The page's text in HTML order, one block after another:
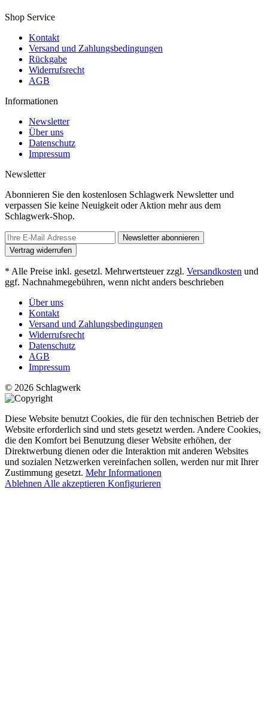
Shop Service
Kontakt
Versand und Zahlungsbedingungen
Rückgabe
Widerrufsrecht
AGB
Informationen
Newsletter
Über uns
Datenschutz
Impressum
Newsletter
Abonnieren Sie den kostenlosen Schlagwerk Newsletter und
verpassen Sie keine Neuigkeit oder Aktion mehr aus dem
Schlagwerk-Shop.
Newsletter abonnieren
Vertrag widerrufen
* Alle Preise inkl. gesetzl. Mehrwertsteuer zzgl. Versandkosten und
ggf. Nachnahmegebühren, wenn nicht anders beschrieben
Über uns
Kontakt
Versand und Zahlungsbedingungen
Widerrufsrecht
Datenschutz
AGB
Impressum
© 2026 Schlagwerk
Diese Website benutzt Cookies, die für den technischen Betrieb der
Website erforderlich sind und stets gesetzt werden. Andere Cookies,
die den Komfort bei Benutzung dieser Website erhöhen, der
Direktwerbung dienen oder die Interaktion mit anderen Websites
und sozialen Netzwerken vereinfachen sollen, werden nur mit Ihrer
Zustimmung gesetzt. Mehr Informationen
Ablehnen Alle akzeptieren Konfigurieren